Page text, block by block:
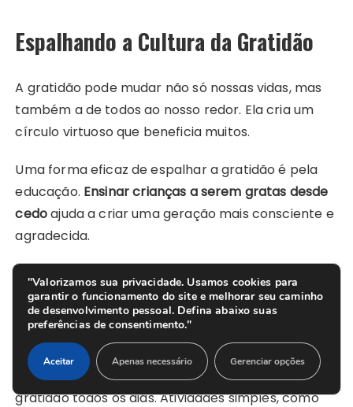
Espalhando a Cultura da Gratidão
A gratidão pode mudar não só nossas vidas, mas
também a de todos ao nosso redor. Ela cria um
círculo virtuoso que beneficia muitos.
Uma forma eficaz de espalhar a gratidão é pela
educação. Ensinar crianças a serem gratas desde
cedoajuda a criar uma geração mais consciente e
agradecida.
Ensinando Crianças a Serem Gratas
desde Cedo
As crianças aprendem com o que veem. Por isso, é
essencial que pais e educadores mostrem
gratidão todos os dias. Atividades simples, como
"Valorizamos sua privacidade. Usamos cookies para
garantir o funcionamento do site e melhorar seu caminho
de desenvolvimento pessoal. Defina abaixo suas
preferências de consentimento."
Aceitar Apenas necessário Gerenciar opções